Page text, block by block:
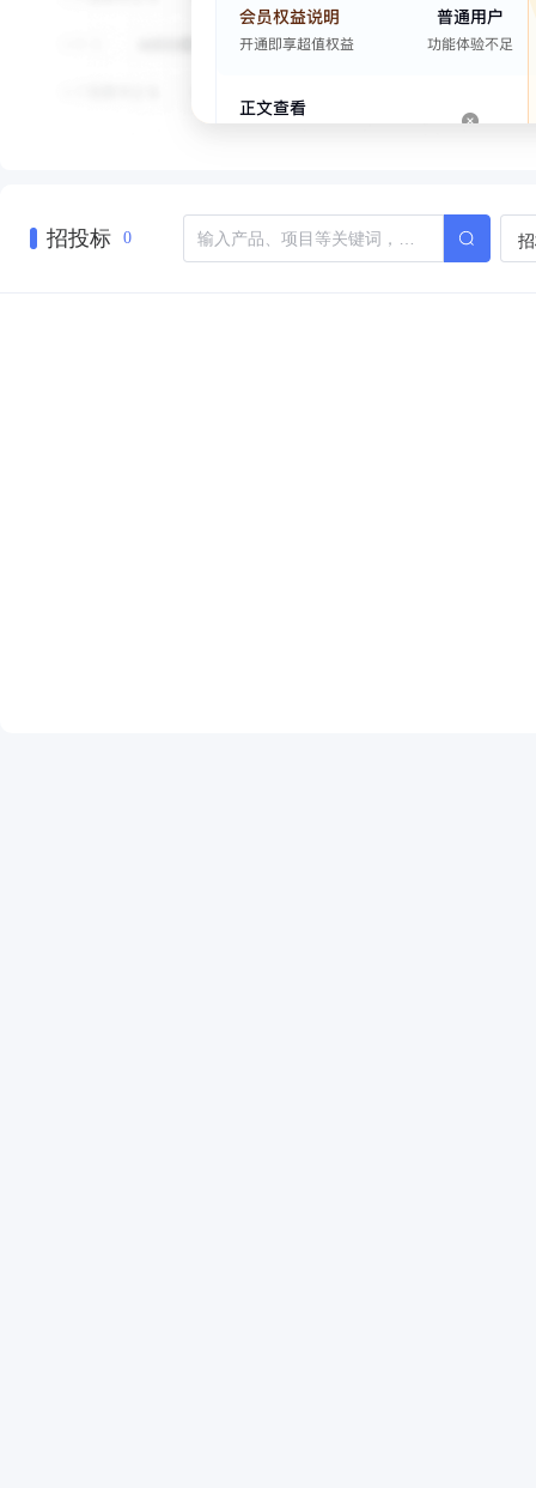
招投标 0